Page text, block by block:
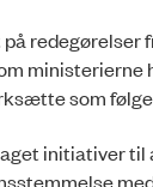
redegørelser
som følge
initiativer til